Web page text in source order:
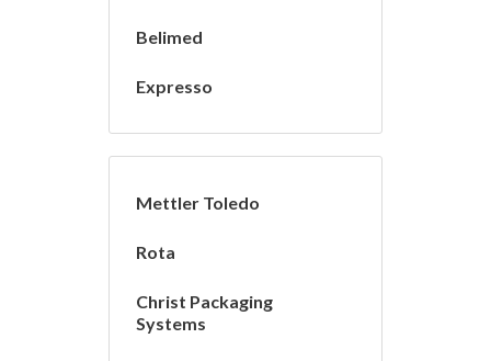
Belimed
Expresso
Mettler Toledo
Rota
Christ Packaging
Systems